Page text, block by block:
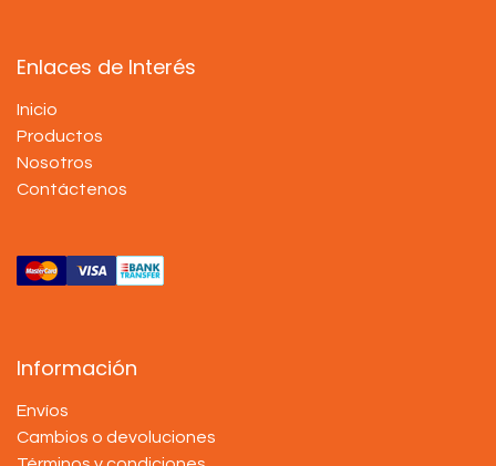
Enlaces de Interés
Inicio
Productos
Nosotros
Contáctenos
Información
Envíos
Cambios o devoluciones